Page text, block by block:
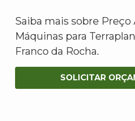
Saiba mais sobre Preço
Máquinas para
Franco da Rocha.
SOLICITAR